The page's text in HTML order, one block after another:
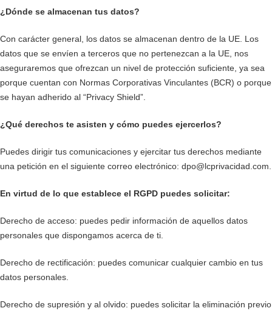
¿Dónde se almacenan tus datos?
Con carácter general, los datos se almacenan dentro de la UE. Los
datos que se envíen a terceros que no pertenezcan a la UE, nos
aseguraremos que ofrezcan un nivel de protección suficiente, ya sea
porque cuentan con Normas Corporativas Vinculantes (BCR) o porque
se hayan adherido al “Privacy Shield”.
¿Qué derechos te asisten y cómo puedes ejercerlos?
Puedes dirigir tus comunicaciones y ejercitar tus derechos mediante
una petición en el siguiente correo electrónico: dpo@lcprivacidad.com.
En virtud de lo que establece el RGPD puedes solicitar:
Derecho de acceso: puedes pedir información de aquellos datos
personales que dispongamos acerca de ti.
Derecho de rectificación: puedes comunicar cualquier cambio en tus
datos personales.
Derecho de supresión y al olvido: puedes solicitar la eliminación previo